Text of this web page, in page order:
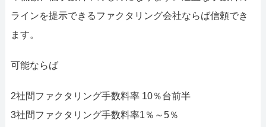
ラインを提示できるファクタリング会社ならば信頼でき
ます。
可能ならば
2社間ファクタリング手数料率 10％台前半
3社間ファクタリング手数料率1％～5％